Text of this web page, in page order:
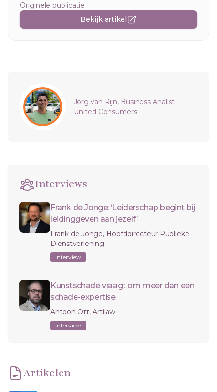
Originele publicatie
Bekijk artikel
Sidebar
Jorg van Rijn, Business Analist
United Consumers
Interviews
Frank de Jonge: ‘Leiderschap begint bij
leidinggeven aan jezelf’
Frank de Jonge, Hoofddirecteur Publieke
Dienstverlening
Interview
Kunstschade vraagt om meer dan een
schade-expertise
Antoon Ott, Artilaw
Interview
Artikelen